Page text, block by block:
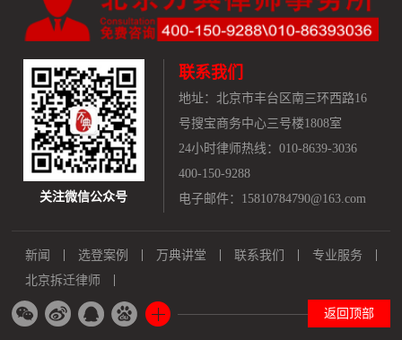
关注微信公众号
联系我们
地址： 北京市丰台区南三环西路16
号搜宝商务中心三号楼1808室
24小时律师热线：010-8639-3036
400-150-9288
电子邮件：15810784790@163.com
新闻 选登案例 万典讲堂 联系我们
专业服务
北京拆迁律师
返回顶部